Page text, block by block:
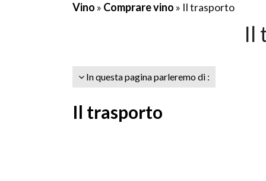
Vino » Comprare vino » Il trasporto
Il
In questa pagina parleremo di :
Il trasporto